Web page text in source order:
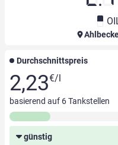
Durchschnittspreis
2,23€/l
basierend auf 6Tankstellen
günstig